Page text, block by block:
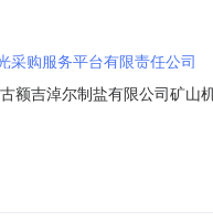
采购服务平台有限责任公司
吉淖尔制盐有限公司矿
3、标段划分：不划分标段